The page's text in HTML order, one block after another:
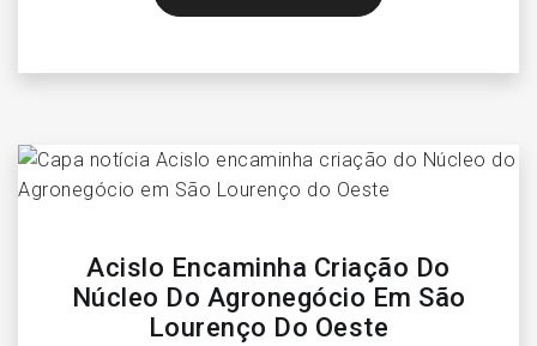
Acislo Encaminha Criação Do
Núcleo Do Agronegócio Em São
Lourenço Do Oeste